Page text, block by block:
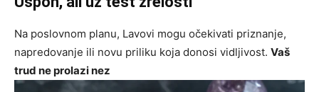
Na poslovnom planu, Lavovi mogu očekivati priznanje,
napredovanje ili novu priliku koja donosi vidljivost. Vaš
trud ne prolazi nez